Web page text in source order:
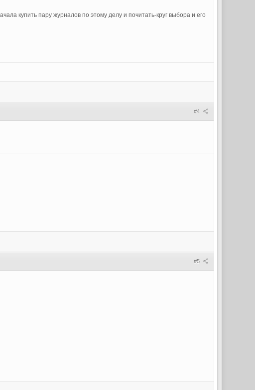
купить пару журналов по этому делу и почитать-круг выбора и его
#4
#5